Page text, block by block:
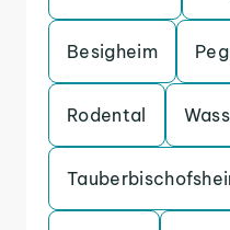
Besigheim
Rodental